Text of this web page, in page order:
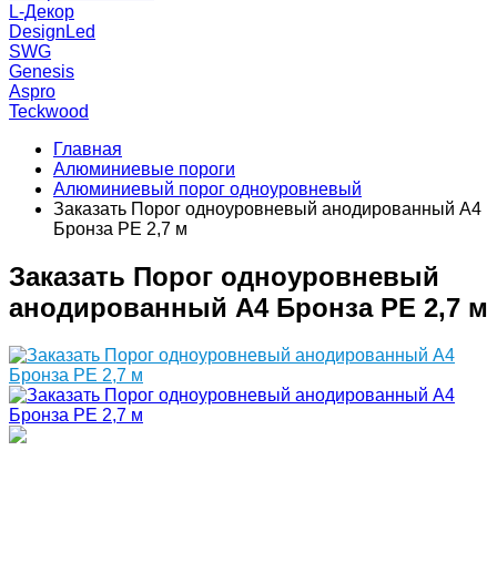
L-Декор
DesignLed
SWG
Genesis
Aspro
Teckwood
Главная
Алюминиевые пороги
Алюминиевый порог одноуровневый
Заказать Порог одноуровневый анодированный А4
Бронза РЕ 2,7 м
Заказать Порог одноуровневый
анодированный А4 Бронза РЕ 2,7 м